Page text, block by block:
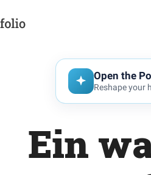
Open the
Reshape your
Ein